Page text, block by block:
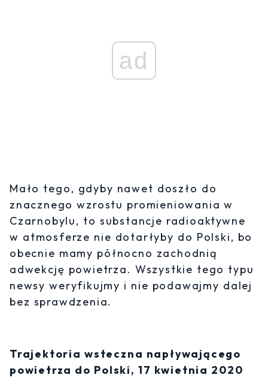
ad
Mało tego, gdyby nawet doszło do
znacznego wzrostu promieniowania w
Czarnobylu, to substancje radioaktywne
w atmosferze nie dotarłyby do Polski, bo
obecnie mamy północno zachodnią
adwekcję powietrza. Wszystkie tego typu
newsy weryfikujmy i nie podawajmy dalej
bez sprawdzenia.
Trajektoria wsteczna napływającego
powietrza do Polski, 17 kwietnia 2020